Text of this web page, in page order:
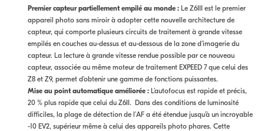
Premier capteur partiellement empilé au monde : Le Z6III est le premier
appareil photo sans miroir à adopter cette nouvelle architecture de
capteur, qui comporte plusieurs circuits de traitement à grande vitesse
empilés en couches au-dessus et au-dessous de la zone d’imagerie du
capteur. La lecture à grande vitesse rendue possible par ce nouveau
capteur, associée au même moteur de traitement EXPEED 7 que celui des
Z8 et Z9, permet d’obtenir une gamme de fonctions puissantes.
Mise au point automatique améliorée : L’autofocus est rapide et précis,
20 % plus rapide que celui du Z6II. Dans des conditions de luminosité
difficiles, la plage de détection de l’AF a été étendue jusqu’à un incroyable
-10 EV2, supérieur même à celui des appareils photo phares. Cette